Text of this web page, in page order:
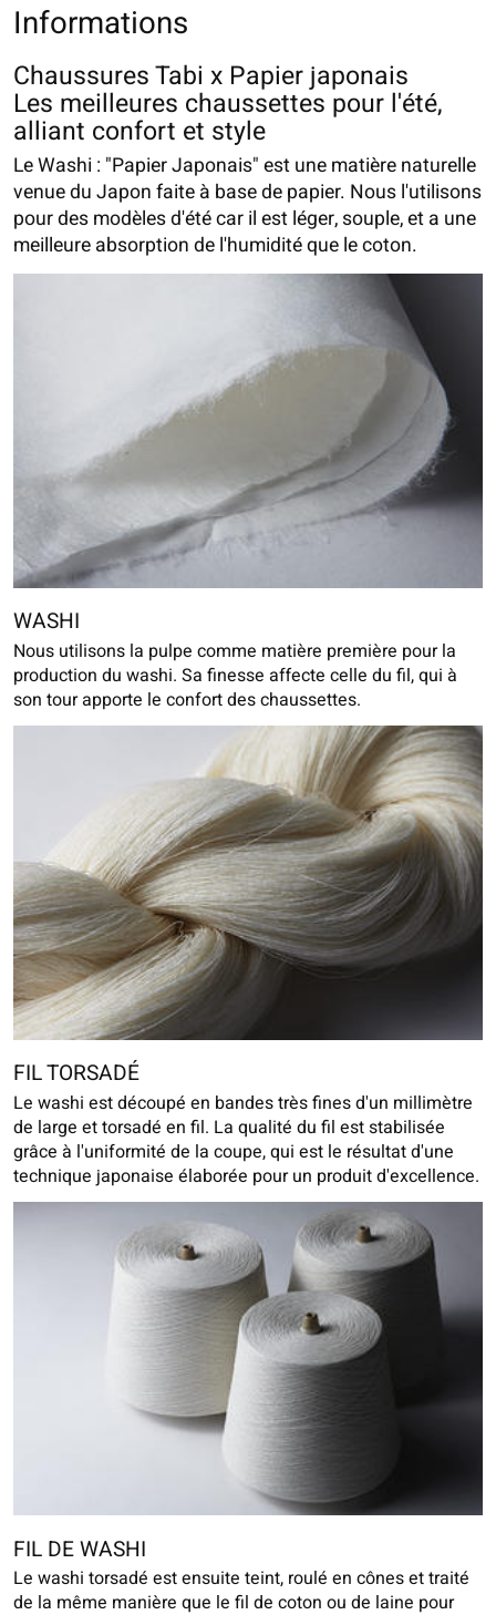
Informations
Chaussures Tabi x Papier japonais
Les meilleures chaussettes pour l'été,
alliant confort et style
Le Washi : "Papier Japonais" est une matière naturelle
venue du Japon faite à base de papier. Nous l'utilisons
pour des modèles d'été car il est léger, souple, et a une
meilleure absorption de l'humidité que le coton.
WASHI
Nous utilisons la pulpe comme matière première pour la
production du washi. Sa finesse affecte celle du fil, qui à
son tour apporte le confort des chaussettes.
FIL TORSADÉ
Le washi est découpé en bandes très fines d'un millimètre
de large et torsadé en fil. La qualité du fil est stabilisée
grâce à l'uniformité de la coupe, qui est le résultat d'une
technique japonaise élaborée pour un produit d'excellence.
FIL DE WASHI
Le washi torsadé est ensuite teint, roulé en cônes et traité
de la même manière que le fil de coton ou de laine pour